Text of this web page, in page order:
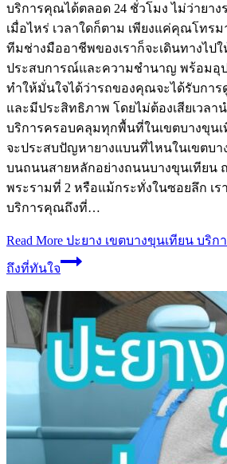
บริการคุณได้ตลอด 24 ชั่วโมง ไม่ว่ายา
เมื่อไหร่ เวลาใดก็ตาม เพียงแค่คุณโทรมา
ทีมช่างมืออาชีพของเราก็จะเดินทางไป
ประสบการณ์และความชำนาญ พร้อม
ทำให้มั่นใจได้ว่ารถของคุณจะได้รับการ
และมีประสิทธิภาพ โดยไม่ต้องเสียเวลา
บริการครอบคลุมทุกพื้นที่ในเขตบางขุน
จะประสบปัญหายางแบนที่ไหนในเขตบา
บนถนนสายหลักอย่างถนนบางขุนเทียน
พระรามที่ 2 หรือแม้กระทั่งในซอยลึก เร
บริการคุณถึงที่…
Read More ปะยาง เขตบางขุนเทียน บริ
ถึงที่ทันใจ